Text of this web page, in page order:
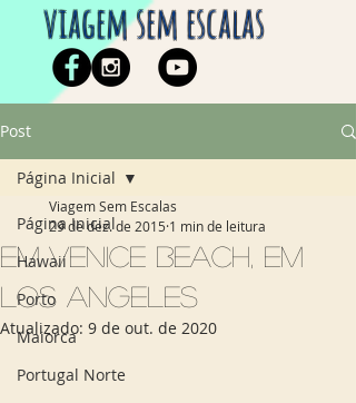
viagem sem escalas
Post
Página Inicial
Hawaii
Porto
Maiorca
Portugal Norte
Página Inicial
Em Venice Beach, em
Los Angeles
Viagem Sem Escalas
29 de dez. de 2015 1 min de leitura
Atualizado: 9 de out. de 2020